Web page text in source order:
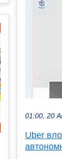
01:00, 20
Uber